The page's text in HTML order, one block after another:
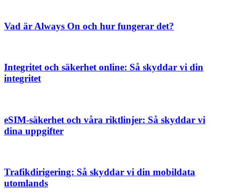
Vad är Always On och hur fungerar det?
Integritet och säkerhet online: Så skyddar vi din
integritet
eSIM-säkerhet och våra riktlinjer: Så skyddar vi
dina uppgifter
Trafikdirigering: Så skyddar vi din mobildata
utomlands